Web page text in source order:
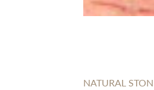
NATURAL